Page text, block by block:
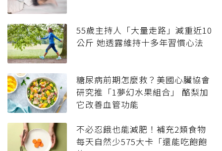
55歲主持人「大量走路」減重近10
公斤 她透露維持十多年習慣心法
糖尿病前期怎麼救？美國心臟協會
研究推「1夢幻水果組合」 酪梨加
它改善血管功能
不必忍餓也能減肥！補充2類食物
每天自然少575大卡「還能吃飽飽